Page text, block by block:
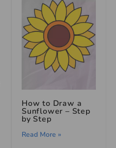
How to Draw a
Sunflower – Step
by Step
Read More »